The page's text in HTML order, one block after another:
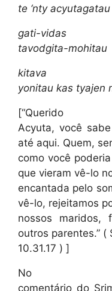
te ‘nty acyutagatau
gati-vidas
tavodgita-mohitau
kitava
yonitau kas tyajen
[“Querido
Acyuta, você
até aqui. Quem,
como você
que vieram vê-lo
encantada pelo
vê-lo, rejeitamos
nossos maridos,
outros parentes.” (
10.31.17 ) ]
No
comentário do